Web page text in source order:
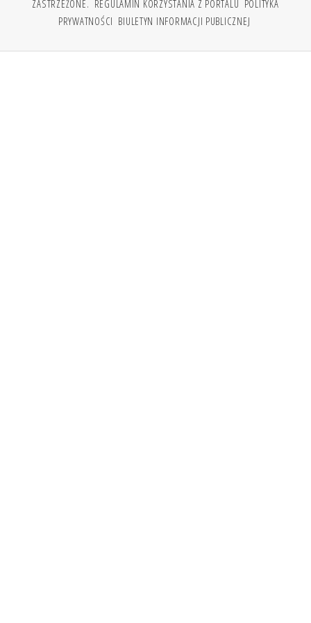
ZASTRZEŻONE. REGULAMIN KORZYSTANIA Z PORTALU POLITYKA
PRYWATNOŚCI BIULETYN INFORMACJI PUBLICZNEJ